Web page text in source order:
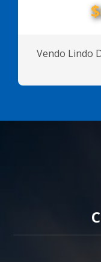
Vendo Lindo